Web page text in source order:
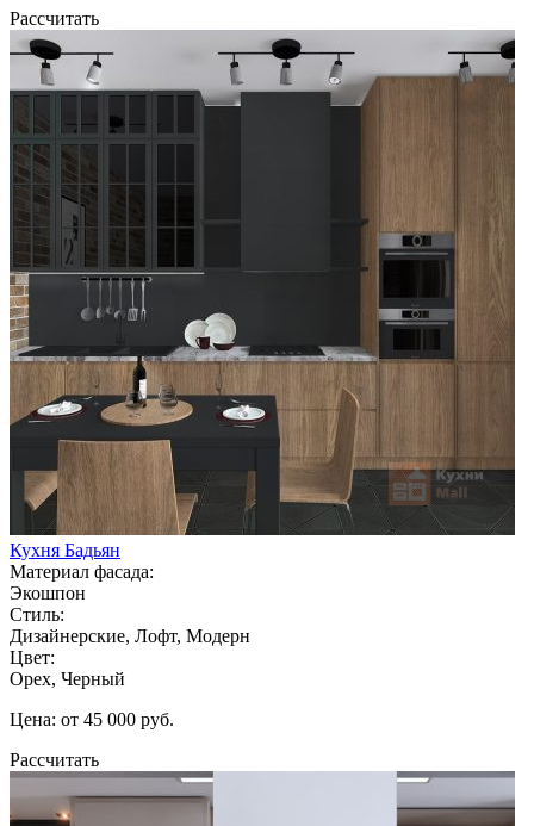
Рассчитать
Кухня Бадьян
Материал фасада:
Экошпон
Стиль:
Дизайнерские, Лофт, Модерн
Цвет:
Орех, Черный
Цена: от 45 000 руб.
Рассчитать